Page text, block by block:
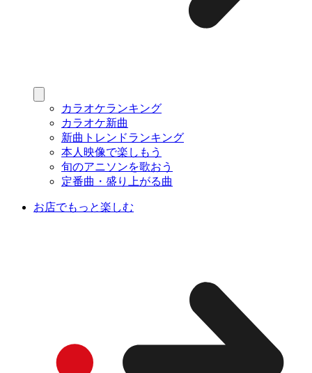
カラオケランキング
カラオケ新曲
新曲トレンドランキング
本人映像で楽しもう
旬のアニソンを歌おう
定番曲・盛り上がる曲
お店でもっと楽しむ